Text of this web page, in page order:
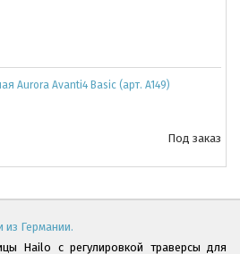
Aurora Avanti4 Basic (арт. A149)
Под заказ
Германии.
Hailo с регулировкой траверсы для